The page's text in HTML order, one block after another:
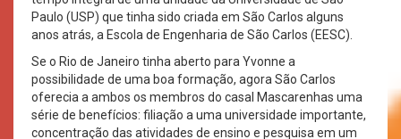
Paulo (USP) que tinha sido criada em São Carlos alguns
anos atrás, a Escola de Engenharia de São Carlos (EESC).
Se o Rio de Janeiro tinha aberto para Yvonne a
possibilidade de uma boa formação, agora São Carlos
oferecia a ambos os membros do casal Mascarenhas uma
série de benefícios: filiação a uma universidade importante,
concentração das atividades de ensino e pesquisa em um